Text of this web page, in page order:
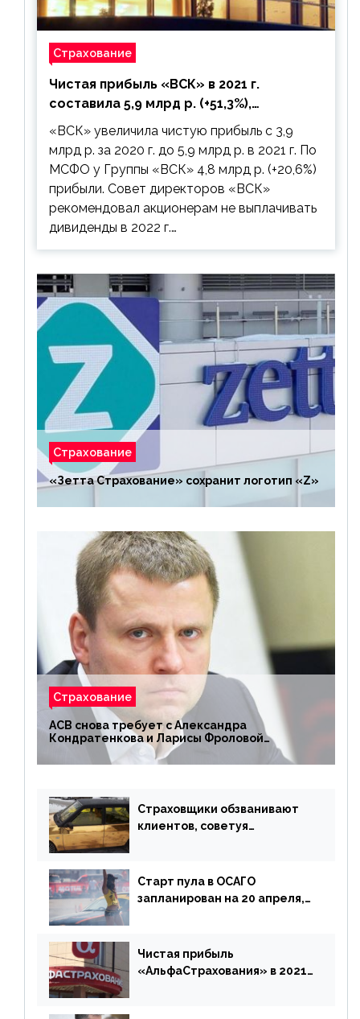
Страхование
Чистая прибыль «ВСК» в 2021 г.
составила 5,9 млрд р. (+51,3%),
дивиденды рекомендовано не
выплачивать
«ВСК» увеличила чистую прибыль с 3,9
млрд р. за 2020 г. до 5,9 млрд р. в 2021 г. По
МСФО у Группы «ВСК» 4,8 млрд р. (+20,6%)
прибыли. Совет директоров «ВСК»
рекомендовал акционерам не выплачивать
дивиденды в 2022 г.…
Страхование
«Зетта Страхование» сохранит логотип «Z»
Страхование
АСВ снова требует с Александра
Кондратенкова и Ларисы Фроловой
возмещения убытков на 1,5 млрд р.
Страховщики обзванивают
клиентов, советуя
Старт пула в ОСАГО
запланирован на 20 апреля,
дублировать [дополнено]
Чистая прибыль
«АльфаСтрахования» в 2021